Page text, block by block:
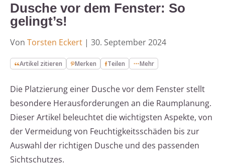
Dusche vor dem Fenster: So
gelingt’s!
Von Torsten Eckert | 30. September 2024
Artikel zitieren Merken Teilen Mehr
Die Platzierung einer Dusche vor dem Fenster stellt
besondere Herausforderungen an die Raumplanung.
Dieser Artikel beleuchtet die wichtigsten Aspekte, von
der Vermeidung von Feuchtigkeitsschäden bis zur
Auswahl der richtigen Dusche und des passenden
Sichtschutzes.